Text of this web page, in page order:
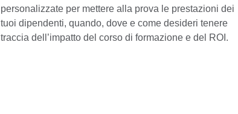
personalizzate per mettere alla prova le prestazioni dei
tuoi dipendenti, quando, dove e come desideri tenere
traccia dell’impatto del corso di formazione e del ROI.